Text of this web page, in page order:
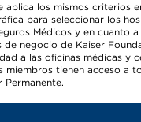
aplica los mismos criterios
para seleccionar los
Médicos y en cuanto
de negocio de Kaiser
a las oficinas médicas y
miembros tienen acceso a
Permanente.